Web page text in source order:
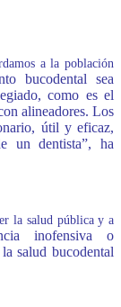
a la población
bucodental sea
como es el
alineadores. Los
útil y eficaz,
un dentista”, ha
la salud pública y a
inofensiva o
salud bucodental